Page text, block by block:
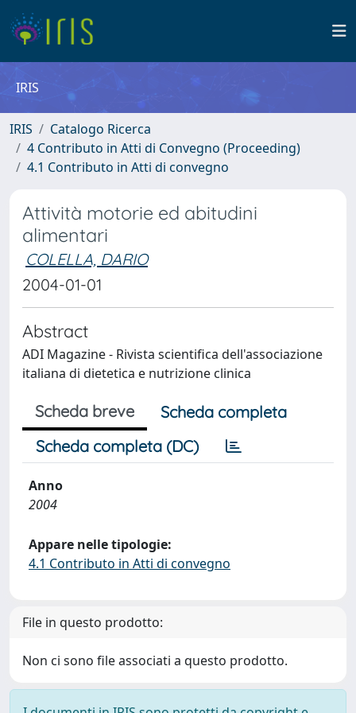
IRIS
IRIS
Catalogo Ricerca
4 Contributo in Atti di Convegno (Proceeding)
4.1 Contributo in Atti di convegno
Attività motorie ed abitudini
alimentari
COLELLA, DARIO
2004-01-01
Abstract
ADI Magazine - Rivista scientifica dell'associazione
italiana di dietetica e nutrizione clinica
Scheda breve
Scheda completa
Scheda completa (DC)
Anno
2004
Appare nelle tipologie:
4.1 Contributo in Atti di convegno
File in questo prodotto:
Non ci sono file associati a questo prodotto.